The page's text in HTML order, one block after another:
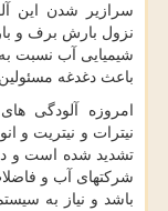
سرازیر شدن این
نزول بارش برف و
شیمیایی آب نسبت
باعث دغدغه
امروزه آلودگی
نیترات و نیتریت و
تشدید شده است و
شرکتهای آب و
باشد و نیاز به